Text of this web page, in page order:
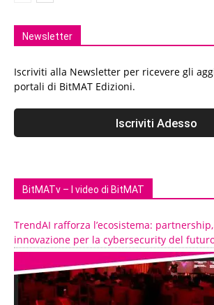
Newsletter
Iscriviti alla Newsletter per ricevere gli
portali di BitMAT Edizioni.
BitMATv – I video di BitMAT
TrendAI rafforza l’ecosistema:
innovazione per la cybersecurity del